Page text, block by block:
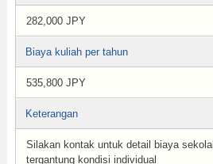
282,000 JPY
Biaya kuliah per tahun
535,800 JPY
Keterangan
Silakan kontak untuk detail biaya
tergantung kondisi individual